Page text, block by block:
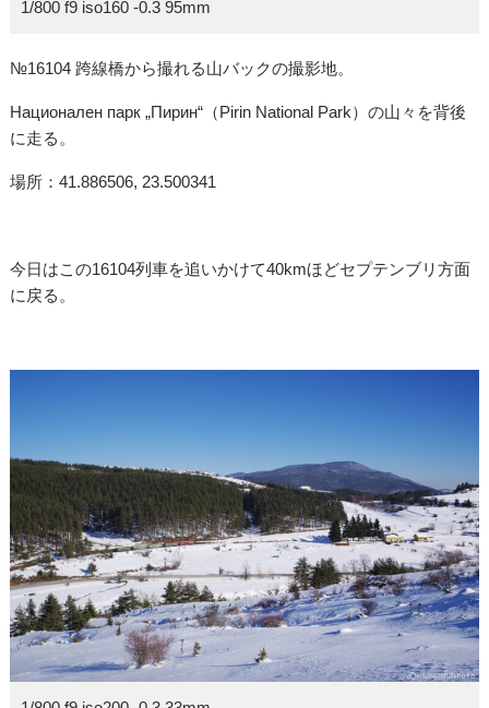
1/800 f9 iso160 -0.3 95mm
№16104 跨線橋から撮れる山バックの撮影地。
Национален парк „Пирин“（Pirin National Park）の山々を背後
に走る。
場所：41.886506, 23.500341
今日はこの16104列車を追いかけて40kmほどセプテンブリ方面
に戻る。